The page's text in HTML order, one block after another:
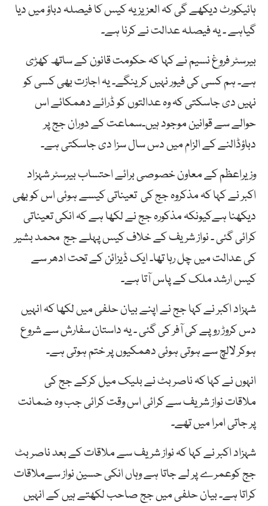
ہائیکورٹ دیکھے گی کہ العزیزیہ کیس کا فیصلہ دباؤ میں دیا
گیاہے ۔ یہ فیصلہ عدالت نے کرنا ہے۔
بیرسٹر فروغ نسیم نے کہا کہ حکومت قانون کے ساتھ کھڑی
ہے۔ ہم کسی کی فیور نہیں کرینگے۔ یہ اجازت بھی کسی کو
نہیں دی جاسکتی کہ وہ عدالتوں کو ڈرائے دھمکائے اس
حوالے سے قوانین موجود ہیں۔سماعت کے دوران جج پر
دباؤڈالنے کے الزام میں دس سال سزا دی جاسکتی ہے۔
وزیراعظم کے معاون خصوصی برائے احتساب بیرسٹر شہزاد
اکبر نے کہا کہ مذکروہ جج کی تعیناتی کیسے ہوئی اس کو بھی
دیکھنا ہےکیونکہ مذکورہ جج نے لکھا ہے کہ انکی تعیناتی
کرائی گئی ۔ نواز شریف کے خلاف کیس پہلے جج محمد بشیر
کی عدالت میں چل رہا تھا۔ ایک ڈیزائن کے تحت ادھر سے
کیس ارشد ملک کے پاس آتا ہے۔
شہزاد اکبر نے کہا جج نے اپنے بیان حلفی میں لکھا کہ انہیں
دس کروڑ روپے کی آفر کی گئی ۔ یہ داستان سفارش سے شروع
ہوکر لالچ سے ہوتی ہوئی دھمکیوں پر ختم ہوتی ہے۔
انہوں نے کہا کہ ناصر بٹ نے بلیک میل کرکے جج کی
ملاقات نواز شریف سے کرائی اس وقت کرائی جب وہ ضمانت
پر جاتی امرا میں تھے۔
شہزاد اکبر نے کہا کہ نواز شریف سے ملاقات کے بعد ناصر بٹ
جج کوعمرے پر لے جاتا ہے وہاں انکی حسین نواز سےملاقات
کراتا ہے۔ بیان حلفی میں جج صاحب لکھتے ہیں کے انہیں